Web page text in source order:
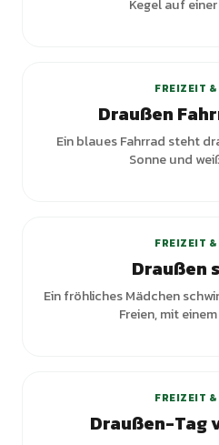
Kegel auf
FREIZEIT
Draußen
Ein blaues Fahrrad steht
Sonne und
FREIZEIT
Draußen
Ein fröhliches Mädchen
Freien, mit
FREIZEIT
Draußen-Tag